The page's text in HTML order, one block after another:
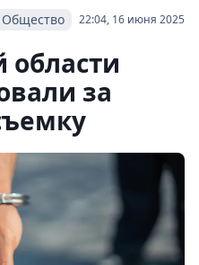
22:04, 16 июня 2025
Общество
за